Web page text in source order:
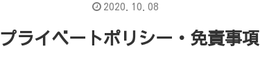
プライベートポリシー・免責事項
2020.10.08